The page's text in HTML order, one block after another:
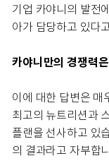
기업 카야니의 발전
아가 담당하고 있다
카야니만의 경쟁력
이에 대한 답변은 매
최고의 뉴트리션과
플랜을 선사하고 있
의 결과라고 자부합